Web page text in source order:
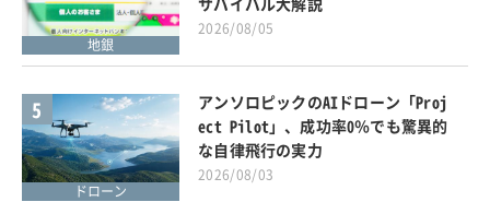
地銀
2026/08/05
5
ドローン
アンソロピックのAIドローン「Proj
ect Pilot」、成功率0％でも驚異的
な自律飛行の実力
2026/08/03